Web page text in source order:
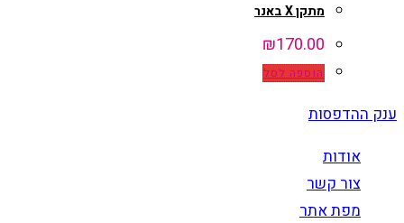
מתקן X באנר
₪170.00
הוספה לסל
ענק ההדפסות
אודות
צור קשר
מפת אתר